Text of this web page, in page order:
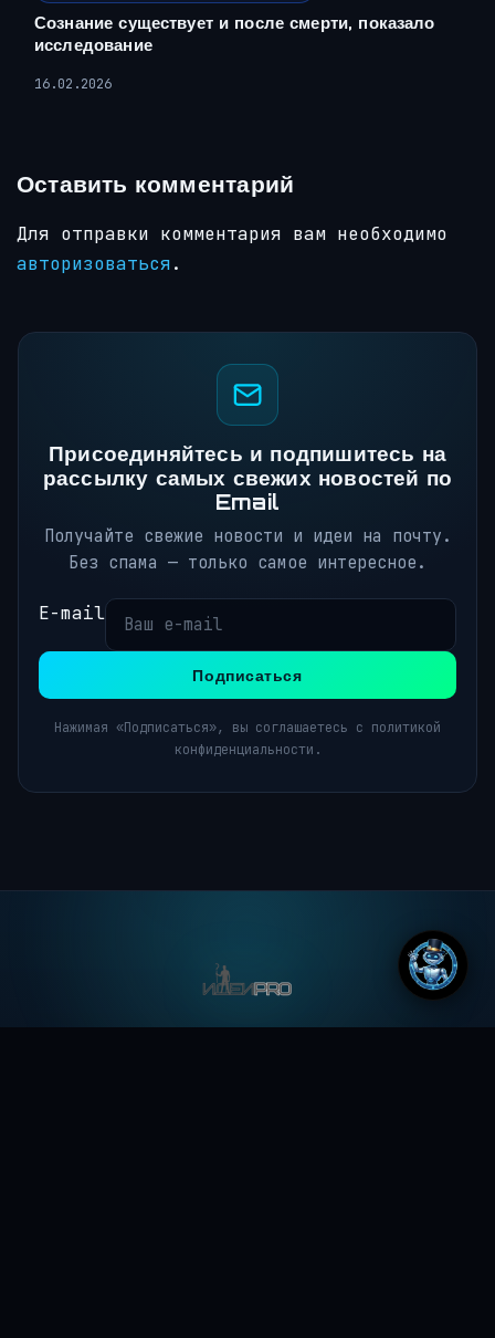
Сознание существует и после смерти, показало
исследование
16.02.2026
Оставить комментарий
Для отправки комментария вам необходимо
авторизоваться.
Присоединяйтесь и подпишитесь на
рассылку самых свежих новостей по
Email
Получайте свежие новости и идеи на почту.
Без спама — только самое интересное.
E-mail
Подписаться
Нажимая «Подписаться», вы соглашаетесь с политикой
конфиденциальности.